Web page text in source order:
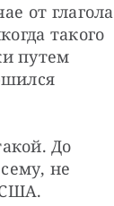
от глагола
такого
путем
До
не
США.